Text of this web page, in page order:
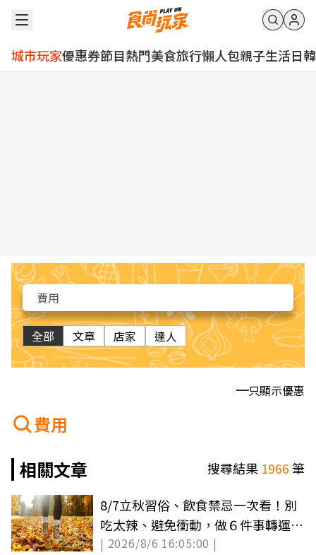
城市玩家優惠券節目熱門美食旅行懶人包親子生活日韓
全部 文章 店家 達人
只顯示優惠
費用
相關文章
搜尋結果 1966筆
8/7立秋習俗、飲食禁忌一次看！別
吃太辣、避免衝動，做６件事轉運招
財
| 2026/8/6 16:05:00 |